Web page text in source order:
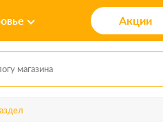
Акции